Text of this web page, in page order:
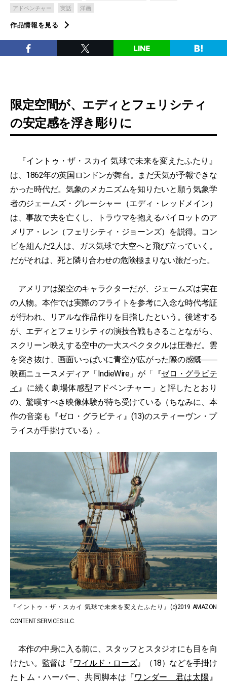
アドベンチャー
実話 洋画
作品情報を見る
限定空間が、エディとフェリシティ
の安定感を浮き彫りに
『イントゥ・ザ・スカイ 気球で未来を変えたふたり』
は、1862年の英国ロンドンが舞台。まだ天気が予報できな
かった時代だ。気象のメカニズムを知りたいと願う気象学
者のジェームズ・グレーシャー（エディ・レッドメイン）
は、事故で夫を亡くし、トラウマを抱えるパイロットのア
メリア・レン（フェリシティ・ジョーンズ）を説得。コン
ビを組んだ2人は、ガス気球で大空へと飛び立っていく。
だがそれは、死と隣り合わせの危険極まりない旅だった。
アメリアは架空のキャラクターだが、ジェームズは実在
の人物。本作では実際のフライトを参考に入念な時代考証
が行われ、リアルな作品作りを目指したという。後述する
が、エディとフェリシティの演技合戦もさることながら、
スクリーン映えする空中の一大スペクタクルは圧巻だ。雲
を突き抜け、画面いっぱいに青空が広がった際の感慨――
映画ニュースメディア「IndieWire」が「『ゼロ・グラビテ
ィ 』に続く劇場体感型アドベンチャー」と評したとおり
の、驚嘆すべき映像体験が待ち受けている（ちなみに、本
作の音楽も『ゼロ・グラビティ』(13)のスティーヴン・プ
ライスが手掛けている）。
『イントゥ・ザ・スカイ 気球で未来を変えたふたり』(c)2019 AMAZON
CONTENT SERVICES LLC.
本作の中身に入る前に、スタッフとスタジオにも目を向
けたい。監督は『ワイルド・ローズ』（18）などを手掛け
たトム・ハーパー、共同脚本は『ワンダー 君は太陽』